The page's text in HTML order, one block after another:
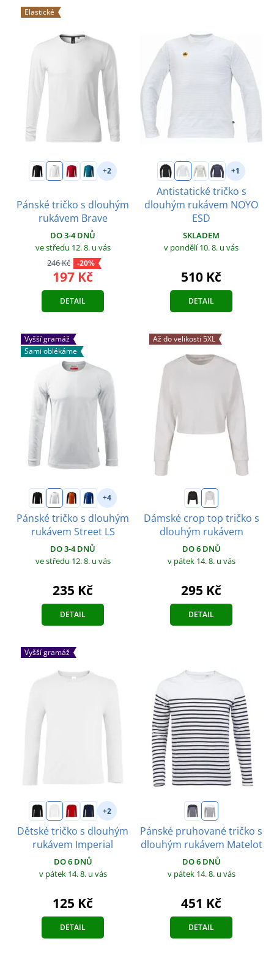
Elastické
+2
Pánské tričko s dlouhým
rukávem Brave
DO 3-4 DNŮ
ve středu 12. 8. u vás
246 Kč
-20%
197 Kč
DETAIL
+1
Antistatické tričko s
dlouhým rukávem NOYO
ESD
SKLADEM
v pondělí 10. 8. u vás
510 Kč
DETAIL
Vyšší gramáž
Sami oblékáme
+4
Pánské tričko s dlouhým
rukávem Street LS
DO 3-4 DNŮ
ve středu 12. 8. u vás
235 Kč
DETAIL
Až do velikosti 5XL
Dámské crop top tričko s
dlouhým rukávem
DO 6 DNŮ
v pátek 14. 8. u vás
295 Kč
DETAIL
Vyšší gramáž
+2
Dětské tričko s dlouhým
rukávem Imperial
DO 6 DNŮ
v pátek 14. 8. u vás
125 Kč
DETAIL
Pánské pruhované tričko s
dlouhým rukávem Matelot
DO 6 DNŮ
v pátek 14. 8. u vás
451 Kč
DETAIL